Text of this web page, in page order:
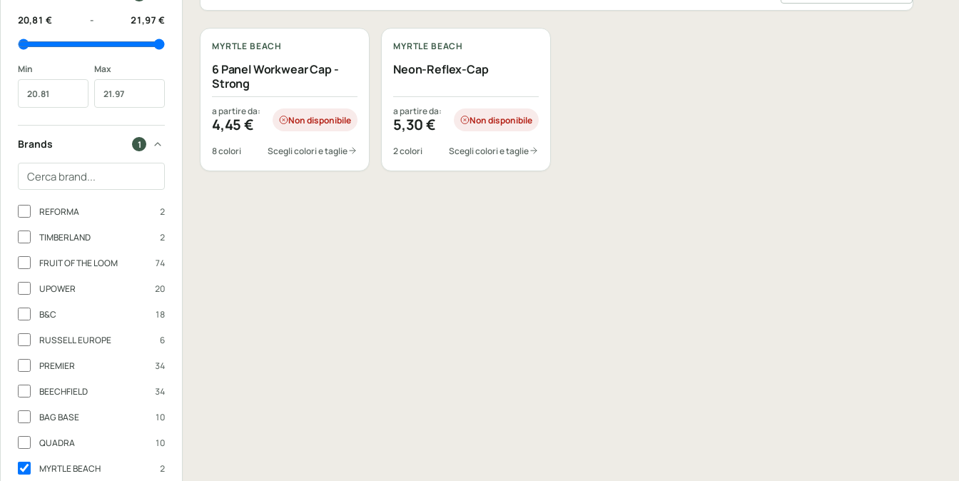
20,81 € - 21,97 €
Min Max
Brands 1
Cerca un brand
BrandsREFORMA 2
TIMBERLAND 2
FRUIT OF THE LOOM 74
UPOWER 20
B&C 18
RUSSELL EUROPE 6
PREMIER 34
BEECHFIELD 34
BAG BASE 10
QUADRA 10
MYRTLE BEACH 2
Personalizzabile
MYRTLE BEACH
6 Panel Workwear Cap -
Strong
a partire da:
4,45€ Non disponibile
8 colori Scegli colori e taglie
Personalizzabile
MYRTLE BEACH
Neon-Reflex-Cap
a partire da:
5,30€ Non disponibile
2 colori Scegli colori e taglie